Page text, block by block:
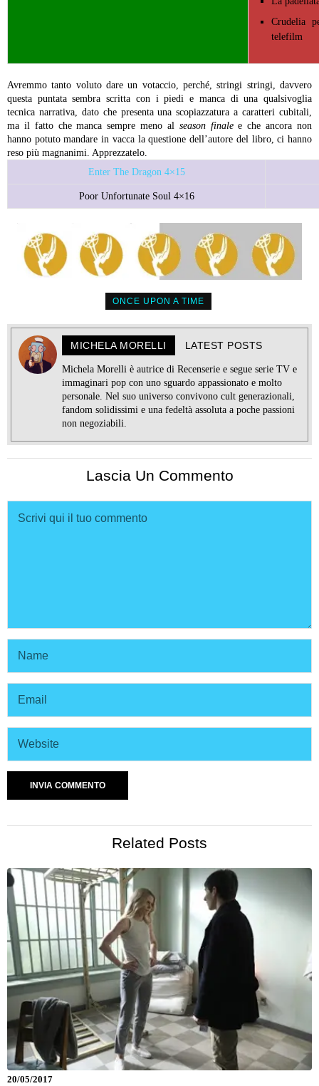
Crudelia
telefilm
Avremmo tanto voluto dare un votaccio, perché, stringi stringi, davvero
questa puntata sembra scritta con i piedi e manca di una qualsivoglia
tecnica narrativa, dato che presenta una scopiazzatura a caratteri cubitali,
ma il fatto che manca sempre meno al season finalee che ancora non
hanno potuto mandare in vacca la questione dell’autore del libro, ci hanno
reso più magnanimi. Apprezzatelo.
Enter The Dragon 4×15
Poor Unfortunate Soul 4×16
ONCE UPON A TIME
MICHELA MORELLI LATEST POSTS
Michela Morelli è autrice di Recenserie e segue serie TV e
immaginari pop con uno sguardo appassionato e molto
personale. Nel suo universo convivono cult generazionali,
fandom solidissimi e una fedeltà assoluta a poche passioni
non negoziabili.
Lascia Un Commento
Related Posts
20/05/2017